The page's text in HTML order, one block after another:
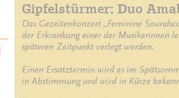
Gipfelstürmer: Duo
Das Gezeitenkonzert „Feminine
der Erkrankung einer der Musikerinnen
späteren Zeitpunkt verlegt werden.
Einen Ersatztermin wird es im
in Abstimmung und wird in Kürze